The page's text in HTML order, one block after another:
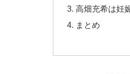
高畑充希は妊
まとめ